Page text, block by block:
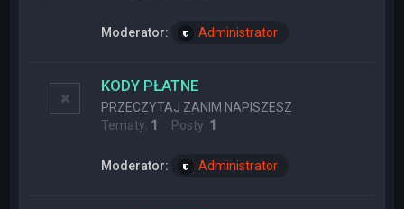
Moderator: Administrator
KODY PŁATNE
PRZECZYTAJ ZANIM NAPISZESZ
Tematy: 1 Posty: 1
Moderator: Administrator